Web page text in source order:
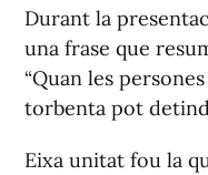
Durant la
una frase que
“Quan les
torbenta pot
Eixa unitat fou la